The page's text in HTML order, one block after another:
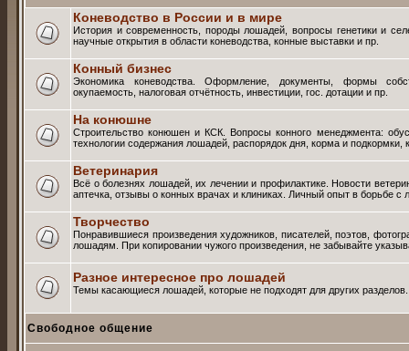
Коневодство в России и в мире
История и современность, породы лошадей, вопросы генетики и
научные открытия в области коневодства, конные выставки и пр.
Конный бизнес
Экономика коневодства. Оформление, документы, формы
окупаемость, налоговая отчётность, инвестиции, гос. дотации и пр.
На конюшне
Строительство конюшен и КСК. Вопросы конного менеджмента:
технологии содержания лошадей, распорядок дня, корма и подкормки,
Ветеринария
Всё о болезнях лошадей, их лечении и профилактике. Новости
аптечка, отзывы о конных врачах и клиниках. Личный опыт в борьбе
Творчество
Понравившиеся произведения художников, писателей, поэтов,
лошадям. При копировании чужого произведения, не забывайте
Разное интересное про лошадей
Темы касающиеся лошадей, которые не подходят для других разделов.
Свободное общение